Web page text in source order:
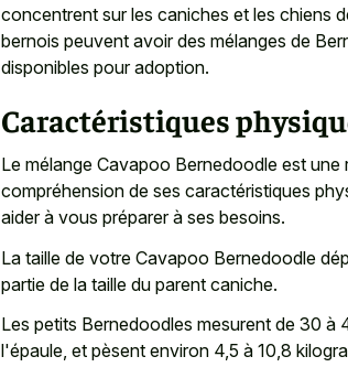
concentrent sur les caniches et les chiens
bernois peuvent avoir des mélanges de
disponibles pour adoption.
Caractéristiques
Le mélange Cavapoo Bernedoodle est une
compréhension de ses caractéristiques
aider à vous préparer à ses besoins.
La taille de votre Cavapoo Bernedoodle
partie de la taille du parent caniche.
Les petits Bernedoodles mesurent de 30 à
l'épaule, et pèsent environ 4,5 à 10,8